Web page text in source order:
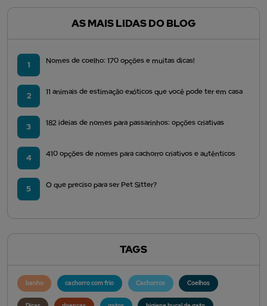
AS MAIS LIDAS DO BLOG
1 Nomes de coelho: 170 opções e muitas dicas!
2 11 animais de estimação exóticos que você pode ter em casa
3 182 ideias de nomes para passarinhos: opções criativas
4 410 opções de nomes para cachorro criativos e autênticos
5 O que preciso para ser Pet Sitter?
TAGS
banho cachorro com frio Cachorros Coelhos